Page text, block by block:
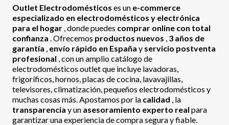
Outlet Electrodomésticos es un e-commerce
especializado en electrodomésticos y electrónica
para el hogar , donde puedes comprar online con total
confianza . Ofrecemos productos nuevos 3 años de
garantía envío rápido en España y servicio postventa
profesional , con un amplio catálogo de
electrodomésticos outlet que incluye lavadoras,
frigoríficos, hornos, placas de cocina, lavavajillas,
televisores, climatización, pequeños electrodomésticos y
muchas cosas más. Apostamos por la calidad , la
transparencia y un asesoramiento experto real para
garantizar una experiencia de compra segura y fiable.